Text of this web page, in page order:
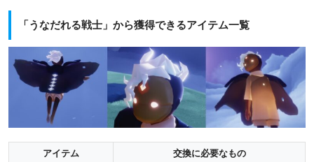
「うなだれる戦士」から獲得できるアイテム一覧
アイテム 交換に必要なもの